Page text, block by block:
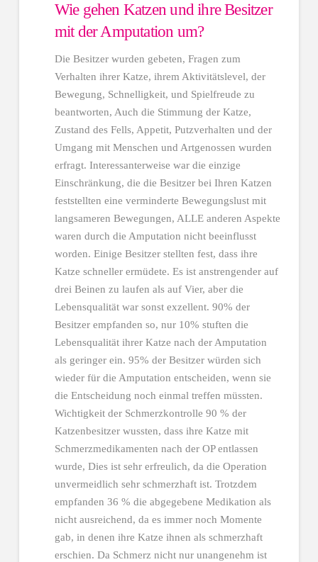
Wie gehen Katzen und ihre Besitzer
mit der Amputation um?
Die Besitzer wurden gebeten, Fragen zum
Verhalten ihrer Katze, ihrem Aktivitätslevel, der
Bewegung, Schnelligkeit, und Spielfreude zu
beantworten, Auch die Stimmung der Katze,
Zustand des Fells, Appetit, Putzverhalten und der
Umgang mit Menschen und Artgenossen wurden
erfragt. Interessanterweise war die einzige
Einschränkung, die die Besitzer bei Ihren Katzen
feststellten eine verminderte Bewegungslust mit
langsameren Bewegungen, ALLE anderen Aspekte
waren durch die Amputation nicht beeinflusst
worden. Einige Besitzer stellten fest, dass ihre
Katze schneller ermüdete. Es ist anstrengender auf
drei Beinen zu laufen als auf Vier, aber die
Lebensqualität war sonst exzellent. 90% der
Besitzer empfanden so, nur 10% stuften die
Lebensqualität ihrer Katze nach der Amputation
als geringer ein. 95% der Besitzer würden sich
wieder für die Amputation entscheiden, wenn sie
die Entscheidung noch einmal treffen müssten.
Wichtigkeit der Schmerzkontrolle 90 % der
Katzenbesitzer wussten, dass ihre Katze mit
Schmerzmedikamenten nach der OP entlassen
wurde, Dies ist sehr erfreulich, da die Operation
unvermeidlich sehr schmerzhaft ist. Trotzdem
empfanden 36 % die abgegebene Medikation als
nicht ausreichend, da es immer noch Momente
gab, in denen ihre Katze ihnen als schmerzhaft
erschien. Da Schmerz nicht nur unangenehm ist